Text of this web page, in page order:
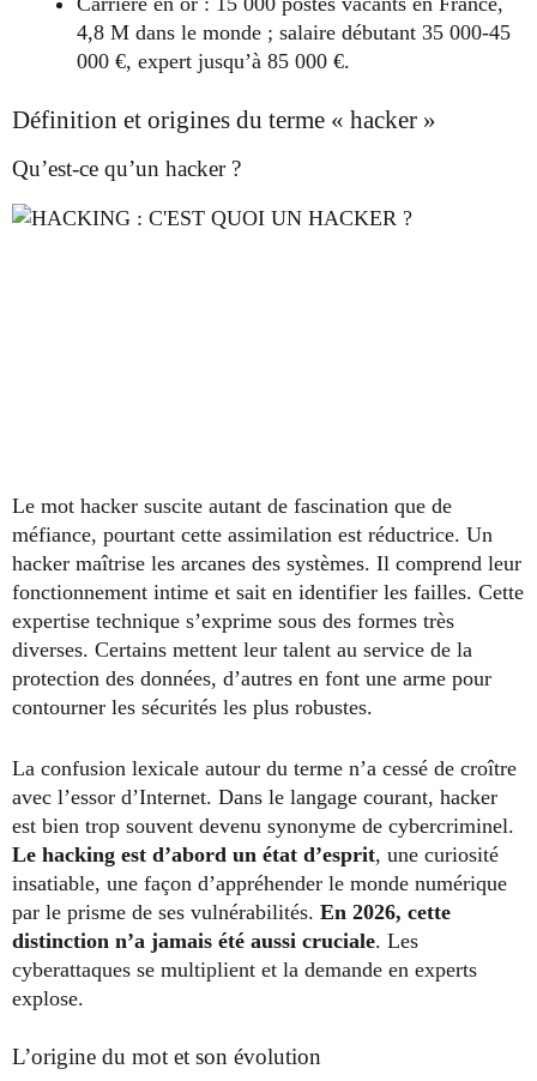
4,8 M dans le monde ; salaire débutant 35 000-45
000 €, expert jusqu’à 85 000 €.
Définition et origines du terme « hacker »
Qu’est-ce qu’un hacker ?
Le mot hacker suscite autant de fascination que de
méfiance, pourtant cette assimilation est réductrice. Un
hacker maîtrise les arcanes des systèmes. Il comprend leur
fonctionnement intime et sait en identifier les failles. Cette
expertise technique s’exprime sous des formes très
diverses. Certains mettent leur talent au service de la
protection des données, d’autres en font une arme pour
contourner les sécurités les plus robustes.
La confusion lexicale autour du terme n’a cessé de croître
avec l’essor d’Internet. Dans le langage courant, hacker
est bien trop souvent devenu synonyme de cybercriminel.
Le hacking est d’abord un état d’esprit, une curiosité
insatiable, une façon d’appréhender le monde numérique
par le prisme de ses vulnérabilités. En 2026, cette
distinction n’a jamais été aussi cruciale. Les
cyberattaques se multiplient et la demande en experts
explose.
L’origine du mot et son évolution